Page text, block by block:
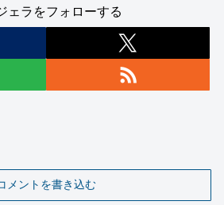
ェラをフォローする
メントを書き込む